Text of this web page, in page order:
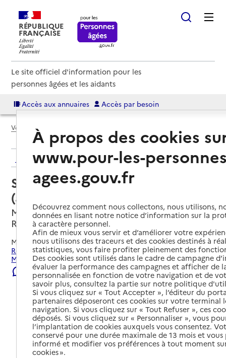
RÉPUBLIQUE
FRANÇAISE
Le site officiel d'information pour les
personnes âgées et les aidants
Accès aux annuaires Accès par besoin
Voir le fil d’Ariane
Retour aux résultats de l'annuaire
Service autonomie à domicile
(aide) – Presti-Services
Marseille 4e Arrondissement, BOUCHES-DU-
RHONE
Mis à jour le22/07/2026
Rechercher les établissements et services autour de
Marseille 4e Arrondissement.
Signaler une erreur
À propos des cookies
www.pour-les-
agees.gouv.fr
Découvrez comment nous collectons, nous utilisons,
données en lisant notre notice d’information sur la
à caractère personnel.
Afin de mieux vous servir et d’améliorer votre
nous utilisons des traceurs et des cookies destinés à
statistiques, vous faire profiter pleinement des
Des cookies sont utilisés dans le cadre de campagne
évaluer la performance des campagnes et afficher de
personnalisée en fonction de votre navigation et de
savoir plus, consultez la partie sur notre politique
Si vous cliquez sur « Tout Accepter », l’éditeur du
partenaires déposeront ces cookies sur votre terminal
navigation. Si vous cliquez sur « Tout Refuser », ces
déposés. Si vous cliquez sur « Personnaliser », vous
l’implantation de cookies auxquels vous consentez.
conservé pour une durée maximale de 13 mois et
informé et modifier vos préférences à tout moment
cookies ».